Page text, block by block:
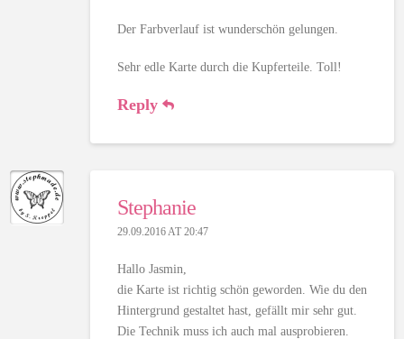
Der Farbverlauf ist wunderschön gelungen.
Sehr edle Karte durch die Kupferteile. Toll!
Reply
Stephanie
29.09.2016 AT 20:47
Hallo Jasmin,
die Karte ist richtig schön geworden. Wie du den
Hintergrund gestaltet hast, gefällt mir sehr gut.
Die Technik muss ich auch mal ausprobieren.